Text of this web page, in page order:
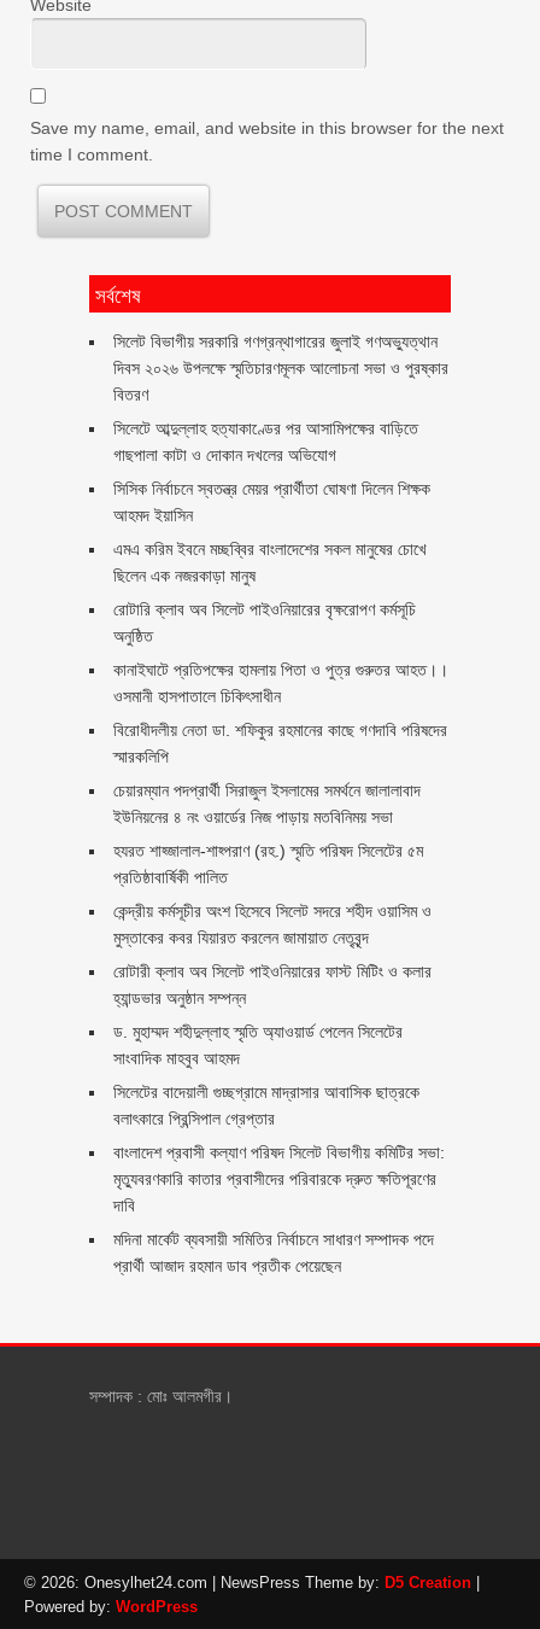
Website
Save my name, email, and website in this browser for the next
time I comment.
সর্বশেষ
সিলেট বিভাগীয় সরকারি গণগ্রন্থাগারের জুলাই গণঅভ্যুত্থান
দিবস ২০২৬ উপলক্ষে স্মৃতিচারণমূলক আলোচনা সভা ও পুরষ্কার
বিতরণ ‎ ‎
সিলেটে আব্দুল্লাহ হত্যাকাণ্ডের পর আসামিপক্ষের বাড়িতে
গাছপালা কাটা ও দোকান দখলের অভিযোগ
সিসিক নির্বাচনে স্বতন্ত্র মেয়র প্রার্থীতা ঘোষণা দিলেন শিক্ষক
আহমদ ইয়াসিন
এমএ করিম ইবনে মচ্ছব্বির বাংলাদেশের সকল মানুষের চোখে
ছিলেন এক নজরকাড়া মানুষ ‎
রোটারি ক্লাব অব সিলেট পাইওনিয়ারের বৃক্ষরোপণ কর্মসূচি
অনুষ্ঠিত
কানাইঘাটে প্রতিপক্ষের হামলায় পিতা ও পুত্র গুরুতর আহত।।
ওসমানী হাসপাতালে চিকিৎসাধীন
বিরোধীদলীয় নেতা ডা. শফিকুর রহমানের কাছে গণদাবি পরিষদের
স্মারকলিপি ‎
চেয়ারম্যান পদপ্রার্থী সিরাজুল ইসলামের সমর্থনে জালালাবাদ
ইউনিয়নের ৪ নং ওয়ার্ডের নিজ পাড়ায় মতবিনিময় সভা
হযরত শাহ্জালাল-শাহ্পরাণ (রহ.) স্মৃতি পরিষদ সিলেটের ৫ম
প্রতিষ্ঠাবার্ষিকী পালিত ‎​
কেন্দ্রীয় কর্মসূচীর অংশ হিসেবে সিলেট সদরে শহীদ ওয়াসিম ও
মুস্তাকের কবর যিয়ারত করলেন জামায়াত নেতৃবৃন্দ ‎
রোটারী ক্লাব অব সিলেট পাইওনিয়ারের ফাস্ট মিটিং ও কলার
হ্যান্ডভার অনুষ্ঠান সম্পন্ন
ড. মুহাম্মদ শহীদুল্লাহ স্মৃতি অ্যাওয়ার্ড পেলেন সিলেটের
সাংবাদিক মাহবুব আহমদ
সিলেটের বাদেয়ালী গুচ্ছগ্রামে মাদ্রাসার আবাসিক ছাত্রকে
বলাৎকারে প্রিন্সিপাল গ্রেপ্তার ‎
বাংলাদেশ প্রবাসী কল্যাণ পরিষদ সিলেট বিভাগীয় কমিটির সভা:
মৃত্যুবরণকারি কাতার প্রবাসীদের পরিবারকে দ্রুত ক্ষতিপূরণের
দাবি
মদিনা মার্কেট ব্যবসায়ী সমিতির নির্বাচনে সাধারণ সম্পাদক পদে
প্রার্থী আজাদ রহমান ডাব প্রতীক পেয়েছেন ‎
সম্পাদক : মোঃ আলমগীর।
© 2026: Onesylhet24.com | NewsPress Theme by: D5 Creation
Powered by: WordPress